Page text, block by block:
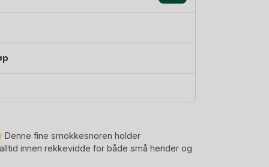
Denne fine smokkesnoren holder
innen rekkevidde for både små hender og